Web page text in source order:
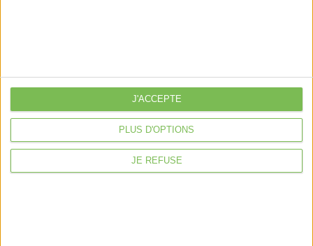
PLUS D'OPTIONS
JE REFUSE
J'ACCEPTE
je crée mon activité
libérale
Je gère mon activité
Je sécurise mon activité